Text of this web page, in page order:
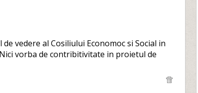
vedere al Cosiliului Economoc si Social in
vorba de contribitivitate in proietul de